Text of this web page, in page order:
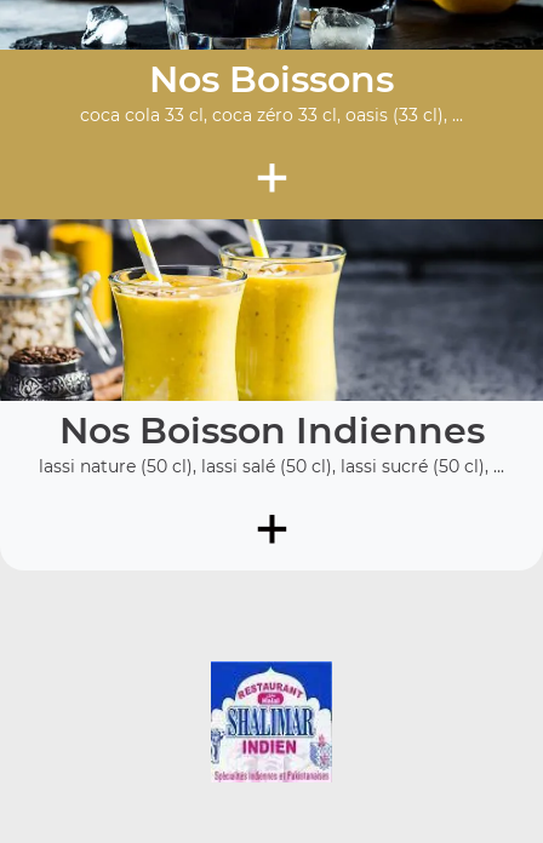
Nos Boissons
coca cola 33 cl, coca zéro 33 cl, oasis (33 cl), ...
+
Nos Boisson Indiennes
lassi nature (50 cl), lassi salé (50 cl), lassi sucré (50 cl), ...
+